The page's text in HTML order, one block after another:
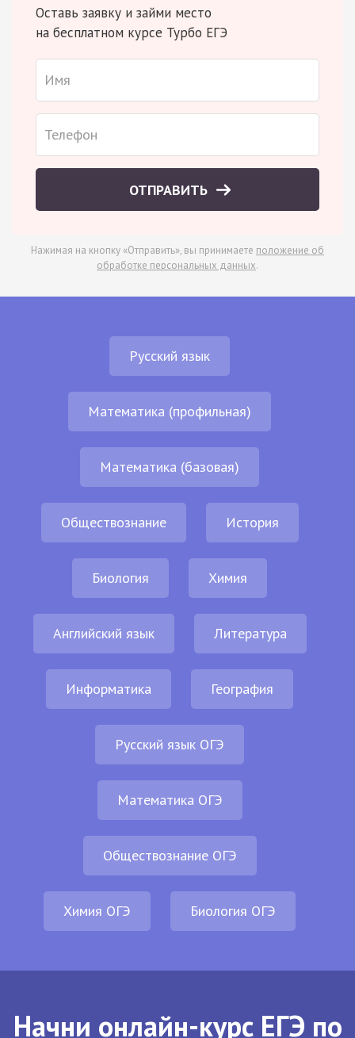
Оставь заявку и займи место
на бесплатном курсе Турбо ЕГЭ
ОТПРАВИТЬ
Нажимая на кнопку «Отправить», вы принимаете положение об
обработке персональных данных.
Русский язык
Математика (профильная)
Математика (базовая)
Обществознание История
Биология Химия
Английский язык Литература
Информатика География
Русский язык ОГЭ
Математика ОГЭ
Обществознание ОГЭ
Химия ОГЭ Биология ОГЭ
Начни онлайн-курс ЕГЭ по